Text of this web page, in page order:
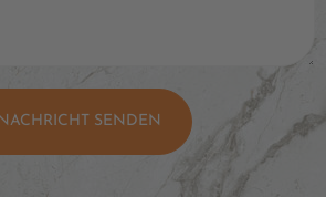
NACHRICHT SENDEN